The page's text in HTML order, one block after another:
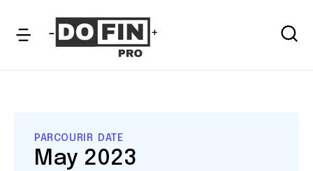
PARCOURIR DATE
May 2023